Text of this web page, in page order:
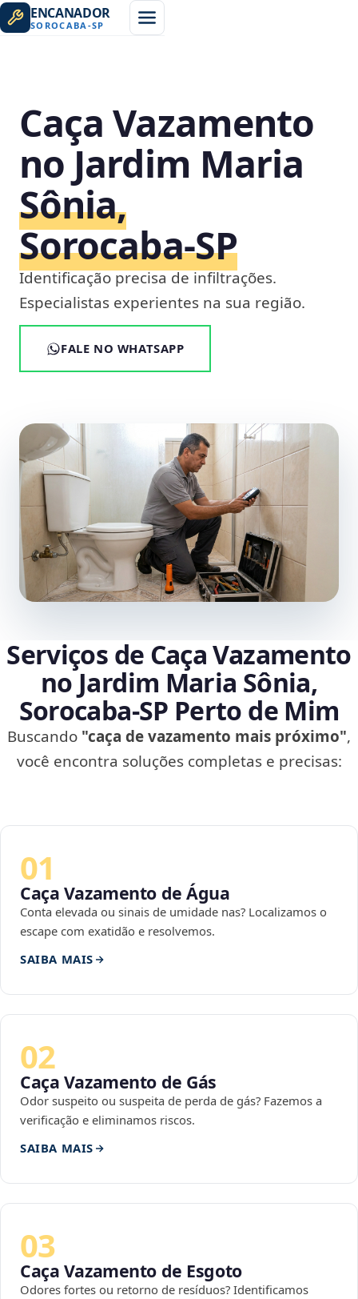
ENCANADOR
SOROCABA -SP
Caça Vazamento
no Jardim Maria
Sônia,
Sorocaba‑SP
Identificação precisa de infiltrações.
Especialistas experientes na sua região.
FALE NO WHATSAPP
Serviços de Caça Vazamento
no Jardim Maria Sônia,
Sorocaba‑SP Perto de Mim
Buscando "caça de vazamento mais próximo",
você encontra soluções completas e precisas:
01
Caça Vazamento de Água
Conta elevada ou sinais de umidade nas? Localizamos o
escape com exatidão e resolvemos.
SAIBA MAIS
02
Caça Vazamento de Gás
Odor suspeito ou suspeita de perda de gás? Fazemos a
verificação e eliminamos riscos.
SAIBA MAIS
03
Caça Vazamento de Esgoto
Odores fortes ou retorno de resíduos? Identificamos